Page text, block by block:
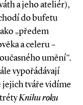
a jeho ateliér),
do bufetu
„předem
a celeru –
umění“.
vypořádávají
jejich tváře vidíme
Knihu roku